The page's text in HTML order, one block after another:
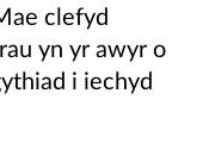
clefyd
yn yr awyr o
i iechyd